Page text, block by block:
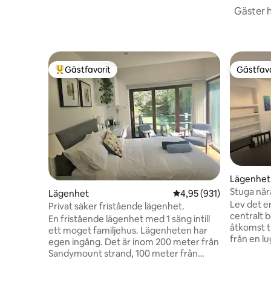
Gäster
Populär gästfavorit
Gästfavorit
Lägenhet 4,95 av 5 i
4,95 (931)
Privat säker fristående lägenhet.
En fristående lägenhet med 1 säng intill
ett moget familjehus. Lägenheten har
egen ingång. Det är inom 200 meter från
Sandymount strand, 100 meter från
Lägenhet
Stuga
Lev det
centralt
åtkomst
från en